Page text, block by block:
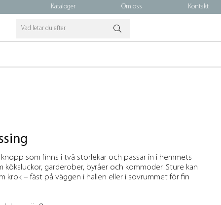
Kataloger Om oss Kontakt
som finns i två storlekar och passar in i hemmets
köksluckor, garderober, byråer och kommoder. Sture kan
krok – fäst på väggen i hallen eller i sovrummet för fin